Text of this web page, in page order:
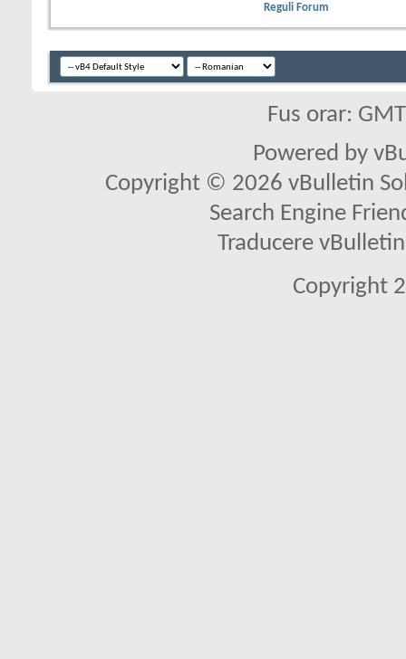
Reguli Forum
Fus orar:
Powered by
Copyright © 2026 vBulletin
Search Engine
Traducere
Copyright